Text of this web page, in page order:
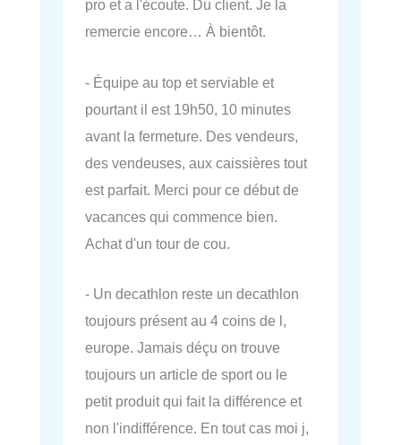
pro et a l'écoute. Du client. Je la
remercie encore… À bientôt.
- Équipe au top et serviable et
pourtant il est 19h50, 10 minutes
avant la fermeture. Des vendeurs,
des vendeuses, aux caissières tout
est parfait. Merci pour ce début de
vacances qui commence bien.
Achat d'un tour de cou.
- Un decathlon reste un decathlon
toujours présent au 4 coins de l,
europe. Jamais déçu on trouve
toujours un article de sport ou le
petit produit qui fait la différence et
non l'indifférence. En tout cas moi j,